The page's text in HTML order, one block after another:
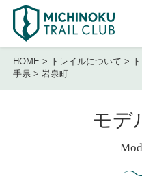
HOME > トレイルについて >
手県 >岩泉町
モデ